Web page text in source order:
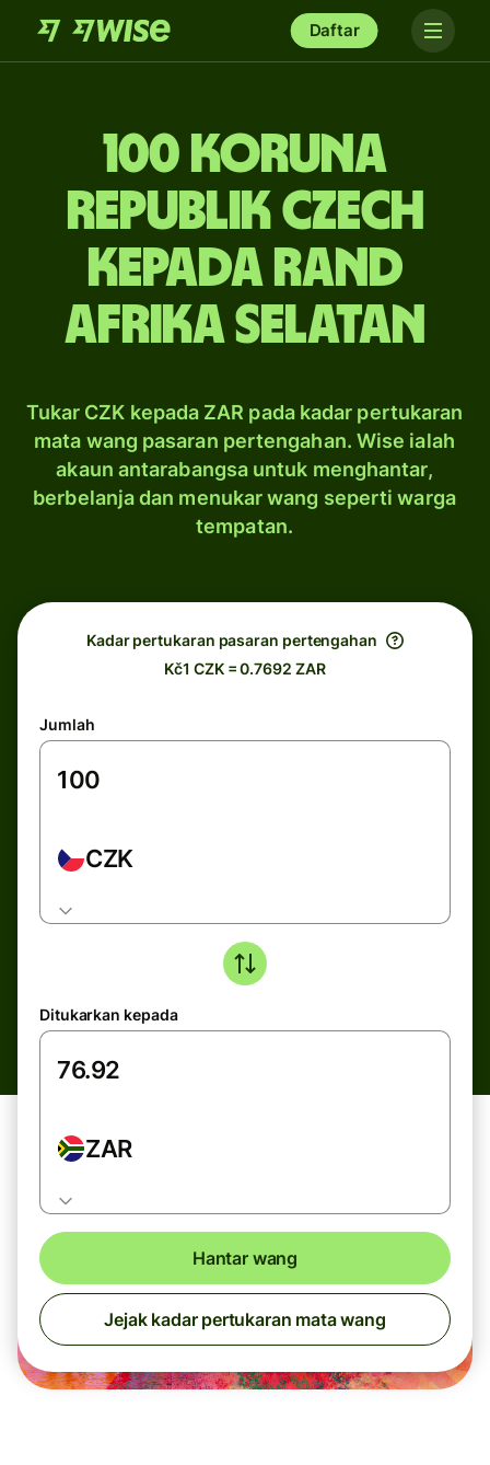
Daftar
100 koruna
Republik Czech
kepada rand
Afrika Selatan
Tukar CZK kepada ZAR pada kadar pertukaran
mata wang pasaran pertengahan. Wise ialah
akaun antarabangsa untuk menghantar,
berbelanja dan menukar wang seperti warga
tempatan.
Kadar pertukaran pasaran pertengahan
Kč1 CZK = 0.7692 ZAR
Jumlah
CZK
Ditukarkan kepada
ZAR
Hantar wang
Jejak kadar pertukaran mata wang